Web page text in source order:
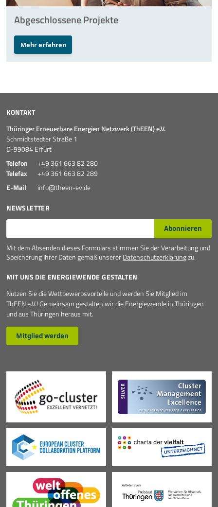
Abgeschlossene Projekte
Mehr erfahren
KONTAKT
Thüringer Erneuerbare Energien Netzwerk (ThEEN) e.V.
Schmidtstedter Straße 1
D-99084 Erfurt
Telefon
+49 361 663 82 280
Telefax
+49 361 663 82 289
E-Mail
info@theen-ev.de
NEWSLETTER
E-Mail* Abonnieren
Mit dem Absenden dieses Formulars stimmen Sie der Verarbeitung und
Speicherung Ihrer Daten gemäß unsererDatenschutzerklärungzu.
MIT UNS DIE ENERGIEWENDE GESTALTEN
Nutzen Sie die Wettbewerbsvorteile und werden Sie Mitglied im
ThEEN e.V.! Gemeinsam gestalten wir die Energiewende in Thüringen
und aus Thüringen heraus mit.
Mitglied werden